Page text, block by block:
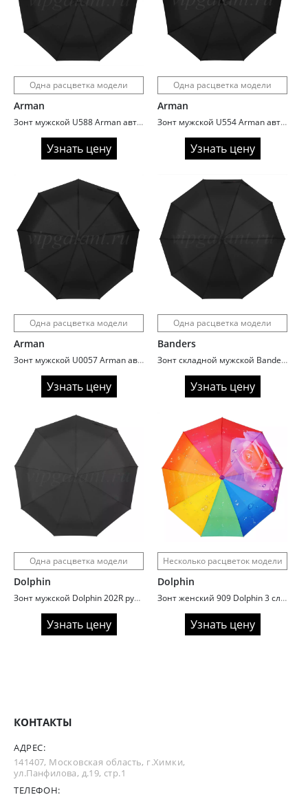
Одна расцветка модели
Arman
Зонт мужской U588 Arman автомат ручка прямая
Узнать цену
Одна расцветка модели
Arman
Зонт мужской U554 Arman автомат ручка гольф
Узнать цену
Одна расцветка модели
Arman
Зонт мужской U0057 Arman автомат ручка гольф каркас сталь
Узнать цену
Одна расцветка модели
Banders
Зонт складной мужской Banders 328 ручка гольф
Узнать цену
Одна расцветка модели
Dolphin
Зонт мужской Dolphin 202R ручка прямая
Узнать цену
Несколько расцветок модели
Dolphin
Зонт женский 909 Dolphin 3 сл автомат радуга
Узнать цену
КОНТАКТЫ
АДРЕС:
141407, Московская область, г.Химки,
ул.Панфилова, д.19, стр.1
ТЕЛЕФОН: